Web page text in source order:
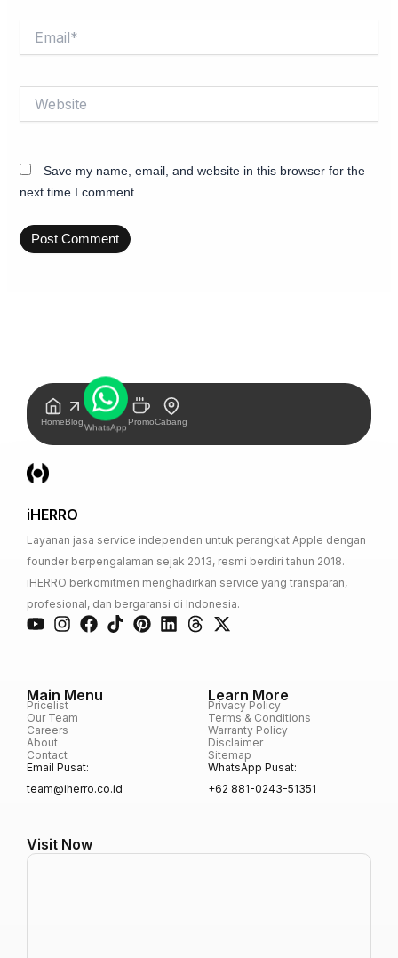
Save my name, email, and website in this browser for the
next time I comment.
HomeBlog
WhatsApp
PromoCabang
iHERRO
Layanan jasa service independen untuk perangkat Apple dengan
founder berpengalaman sejak 2013, resmi berdiri tahun 2018.
iHERRO berkomitmen menghadirkan service yang transparan,
profesional, dan bergaransi di Indonesia.
Main Menu
Pricelist
Our Team
Careers
About
Contact
Email Pusat:
team@iherro.co.id
Learn More
Privacy Policy
Terms & Conditions
Warranty Policy
Disclaimer
Sitemap
WhatsApp Pusat:
+62 881-0243-51351
Visit Now